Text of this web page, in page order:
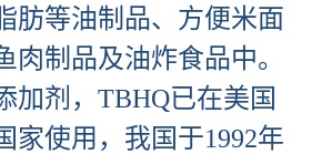
肪等油制品、方便米面
肉制品及油炸食品中。
加剂，TBHQ已在美国
家使用，我国于1992年